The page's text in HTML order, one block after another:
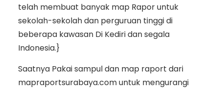
telah membuat banyak map Rapor untuk
sekolah-sekolah dan perguruan tinggi di
beberapa kawasan Di Kediri dan segala
Indonesia.}
Saatnya Pakai sampul dan map raport dari
mapraportsurabaya.com untuk mengurangi